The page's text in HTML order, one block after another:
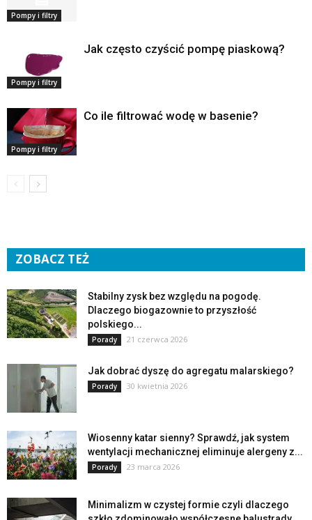
Pompy i filtry
Pompy i filtry
Jak często czyścić pompę piaskową?
Pompy i filtry
Co ile filtrować wodę w basenie?
ZOBACZ TEŻ
Stabilny zysk bez względu na pogodę.
Dlaczego biogazownie to przyszłość
polskiego...
Porady 21 czerwca 2026
Jak dobrać dyszę do agregatu malarskiego?
Porady 30 kwietnia 2026
Wiosenny katar sienny? Sprawdź, jak system
wentylacji mechanicznej eliminuje alergeny z...
Porady 23 marca 2026
Minimalizm w czystej formie czyli dlaczego